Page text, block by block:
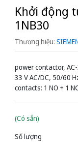
Khởi động
1NB30
Thương hiệu:
power contactor,
33 V AC/DC, 50/60
contacts: 1 NO + 1
(Có sẵn)
Số lượng